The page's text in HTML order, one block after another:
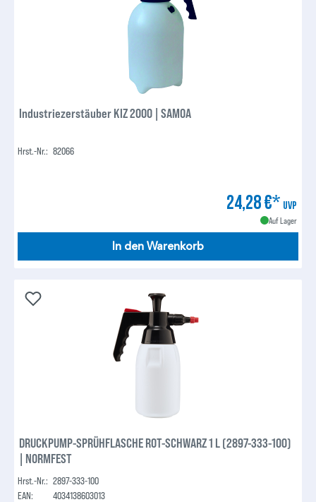
Industriezerstäuber KIZ 2000 | SAMOA
Hrst.-Nr.: 82066
24,28 €* UVP
Auf Lager
In den Warenkorb
DRUCKPUMP-SPRÜHFLASCHE ROT-SCHWARZ 1 L (2897-333-100)
| NORMFEST
Hrst.-Nr.: 2897-333-100
EAN:
4034138603013